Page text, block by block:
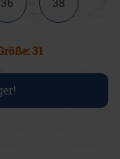
31